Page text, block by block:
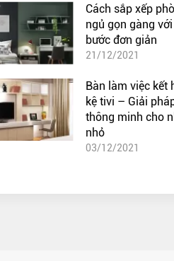
Cách sắp xếp
ngủ gọn gàng
bước đơn giản
21/12/2021
Bàn làm việc kết
kệ tivi – Giải
thông minh cho
nhỏ
03/12/2021